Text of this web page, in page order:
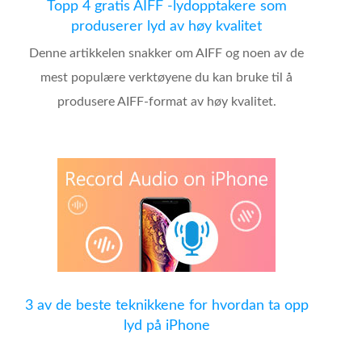
Topp 4 gratis AIFF -lydopptakere som
produserer lyd av høy kvalitet
Denne artikkelen snakker om AIFF og noen av de
mest populære verktøyene du kan bruke til å
produsere AIFF-format av høy kvalitet.
3 av de beste teknikkene for hvordan ta opp
lyd på iPhone